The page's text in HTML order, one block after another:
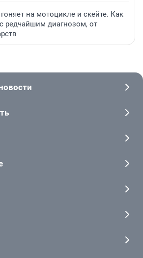
на мотоцикле и скейте. Как
редчайшим диагнозом, от